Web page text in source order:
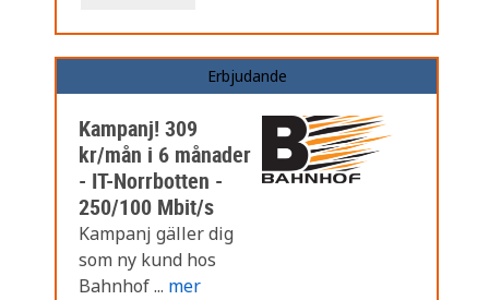
Erbjudande
Kampanj! 309
kr/mån i 6 månader
- IT-Norrbotten -
250/100 Mbit/s
Kampanj gäller dig
som ny kund hos
Bahnhof ... mer